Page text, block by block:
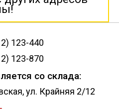
123-440
123-870
со склада:
ул. Крайняя 2/12